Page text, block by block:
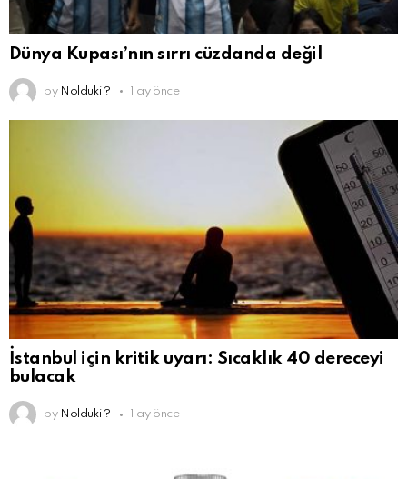
Dünya Kupası’nın sırrı cüzdanda değil
by Nolduki ? 1 ay önce
İstanbul için kritik uyarı: Sıcaklık 40 dereceyi
bulacak
by Nolduki ? 1 ay önce